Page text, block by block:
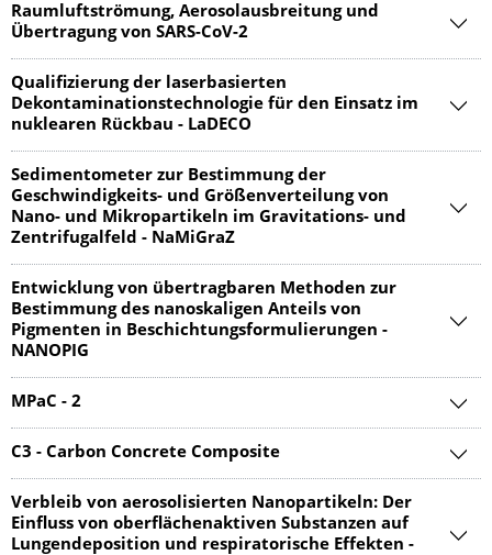
Raumluftströmung, Aerosolausbreitung und
Übertragung von SARS-CoV-2
Qualifizierung der laserbasierten
Dekontaminationstechnologie für den Einsatz im
nuklearen Rückbau - LaDECO
Sedimentometer zur Bestimmung der
Geschwindigkeits- und Größenverteilung von
Nano- und Mikropartikeln im Gravitations- und
Zentrifugalfeld - NaMiGraZ
Entwicklung von übertragbaren Methoden zur
Bestimmung des nanoskaligen Anteils von
Pigmenten in Beschichtungsformulierungen -
NANOPIG
MPaC - 2
C3 - Carbon Concrete Composite
Verbleib von aerosolisierten Nanopartikeln: Der
Einfluss von oberflächenaktiven Substanzen auf
Lungendeposition und respiratorische Effekten -